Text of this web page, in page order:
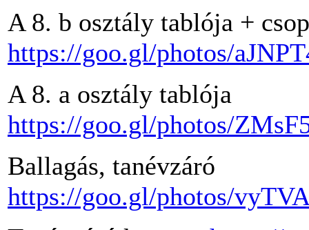
A 8. b osztály tablója +
https://goo.gl/photos/
A 8. a osztály tablója
https://goo.gl/photos/
Ballagás, tanévzáró
https://goo.gl/photos/